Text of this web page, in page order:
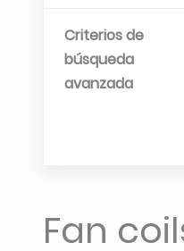
Criterios de
búsqueda
avanzada
Fan